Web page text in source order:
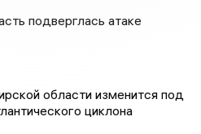
подверглась атаке
области изменится под
циклона